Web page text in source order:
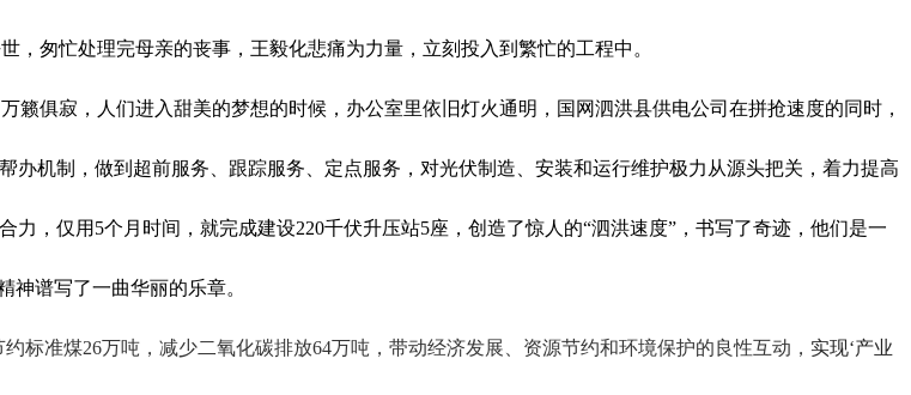
， 匆忙处理完母亲的丧事，王毅化悲痛为力量， 立刻 投入到 繁忙的工程中。
籁俱寂，人们进入甜美的梦想的时候，办公室里依旧灯火通明， 国网泗洪县供电公司在拼抢速度的同时，
办机制，做到超前服务、跟踪服务、定点服务，对光伏制造、安装和运行维护极力从源头把关，着力提高
力， 仅用 5个月时间， 就完成建设220千伏升压站5座， 创造了惊人 的“泗洪速度” ，书写了奇迹，他们是一
神谱写了一曲华丽的乐章。
标准煤26万吨，减少二氧化碳排放64万吨， 带动经济发展、资源节约和环境保护的良性互动 ， 实现‘产业